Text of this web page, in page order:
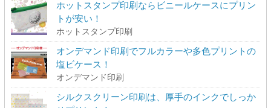
ホットスタンプ印刷ならビニールケースにプリン
トが安い！
ホットスタンプ印刷
オンデマンド印刷でフルカラーや多色プリントの
塩ビケース！
オンデマンド印刷
シルクスクリーン印刷は、厚手のインクでしっか